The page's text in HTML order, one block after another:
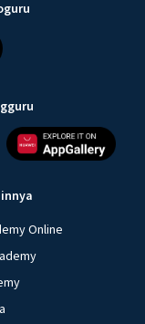
Online